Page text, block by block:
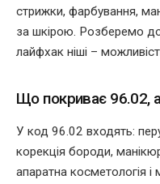
стрижки, фарбування,
за шкірою. Розберемо
лайфхак ніші –
Що покриває 96.02,
У код 96.02 входять:
корекція бороди,
апаратна косметологія і